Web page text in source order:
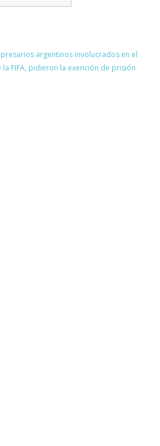
argentinos involucrados en el
la FIFA, pidieron la exención de prisión